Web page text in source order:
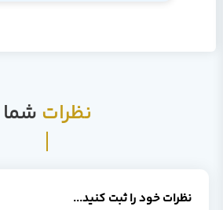
نظرات شما
نظرات خود را ثبت کنید...